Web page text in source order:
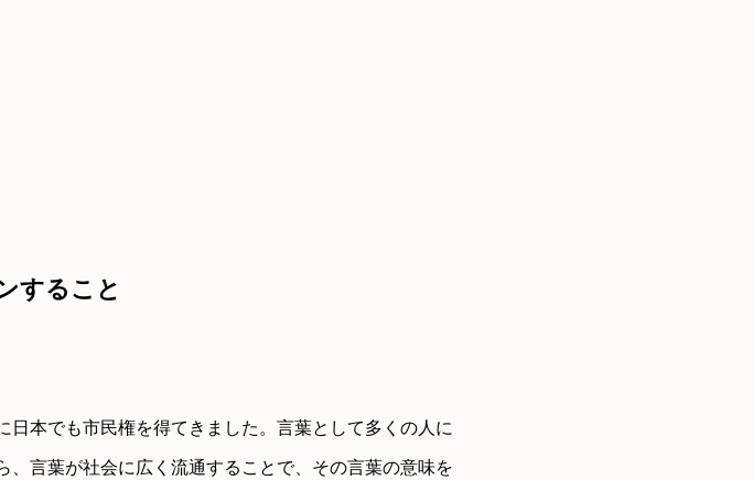
すること
日本でも市民権を得てきました。言葉として多くの人に
言葉が社会に広く流通することで、その言葉の意味を